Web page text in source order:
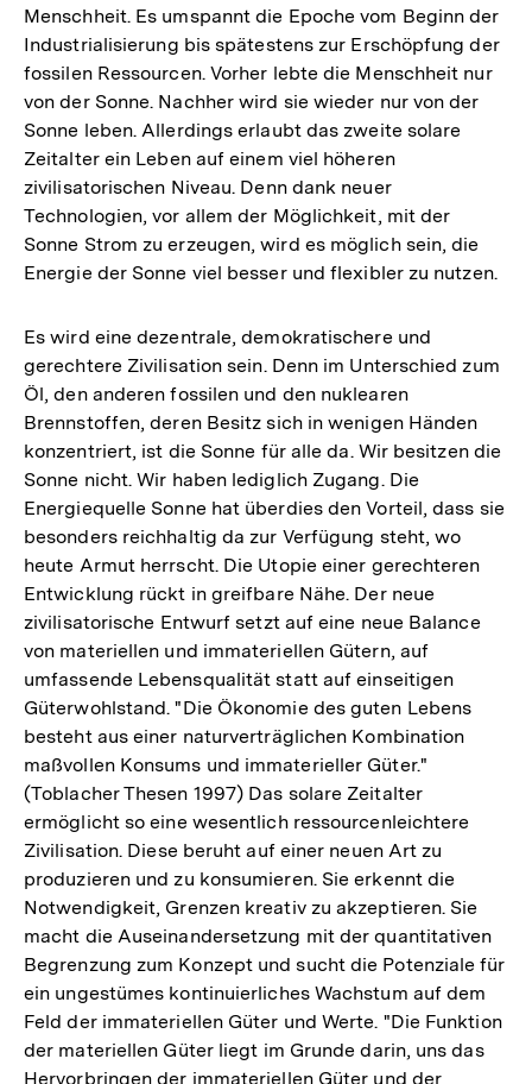
Menschheit. Es umspannt die Epoche vom Beginn der
Industrialisierung bis spätestens zur Erschöpfung der
fossilen Ressourcen. Vorher lebte die Menschheit nur
von der Sonne. Nachher wird sie wieder nur von der
Sonne leben. Allerdings erlaubt das zweite solare
Zeitalter ein Leben auf einem viel höheren
zivilisatorischen Niveau. Denn dank neuer
Technologien, vor allem der Möglichkeit, mit der
Sonne Strom zu erzeugen, wird es möglich sein, die
Energie der Sonne viel besser und flexibler zu nutzen.
Es wird eine dezentrale, demokratischere und
gerechtere Zivilisation sein. Denn im Unterschied zum
Öl, den anderen fossilen und den nuklearen
Brennstoffen, deren Besitz sich in wenigen Händen
konzentriert, ist die Sonne für alle da. Wir besitzen die
Sonne nicht. Wir haben lediglich Zugang. Die
Energiequelle Sonne hat überdies den Vorteil, dass sie
besonders reichhaltig da zur Verfügung steht, wo
heute Armut herrscht. Die Utopie einer gerechteren
Entwicklung rückt in greifbare Nähe. Der neue
zivilisatorische Entwurf setzt auf eine neue Balance
von materiellen und immateriellen Gütern, auf
umfassende Lebensqualität statt auf einseitigen
Güterwohlstand. "Die Ökonomie des guten Lebens
besteht aus einer naturverträglichen Kombination
maßvollen Konsums und immaterieller Güter."
(Toblacher Thesen 1997) Das solare Zeitalter
ermöglicht so eine wesentlich ressourcenleichtere
Zivilisation. Diese beruht auf einer neuen Art zu
produzieren und zu konsumieren. Sie erkennt die
Notwendigkeit, Grenzen kreativ zu akzeptieren. Sie
macht die Auseinandersetzung mit der quantitativen
Begrenzung zum Konzept und sucht die Potenziale für
ein ungestümes kontinuierliches Wachstum auf dem
Feld der immateriellen Güter und Werte. "Die Funktion
der materiellen Güter liegt im Grunde darin, uns das
Hervorbringen der immateriellen Güter und der